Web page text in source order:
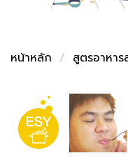
เปรียบเทียบน้
หน้าหลัก
สูตรอาหา